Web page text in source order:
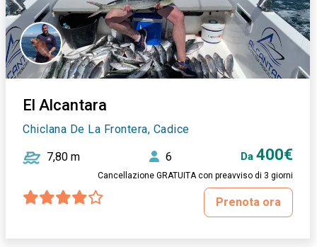
El Alcantara
Chiclana De La Frontera, Cadice
7,80 m 6 Da 400€
Cancellazione GRATUITA con preavviso di 3 giorni
Prenota ora